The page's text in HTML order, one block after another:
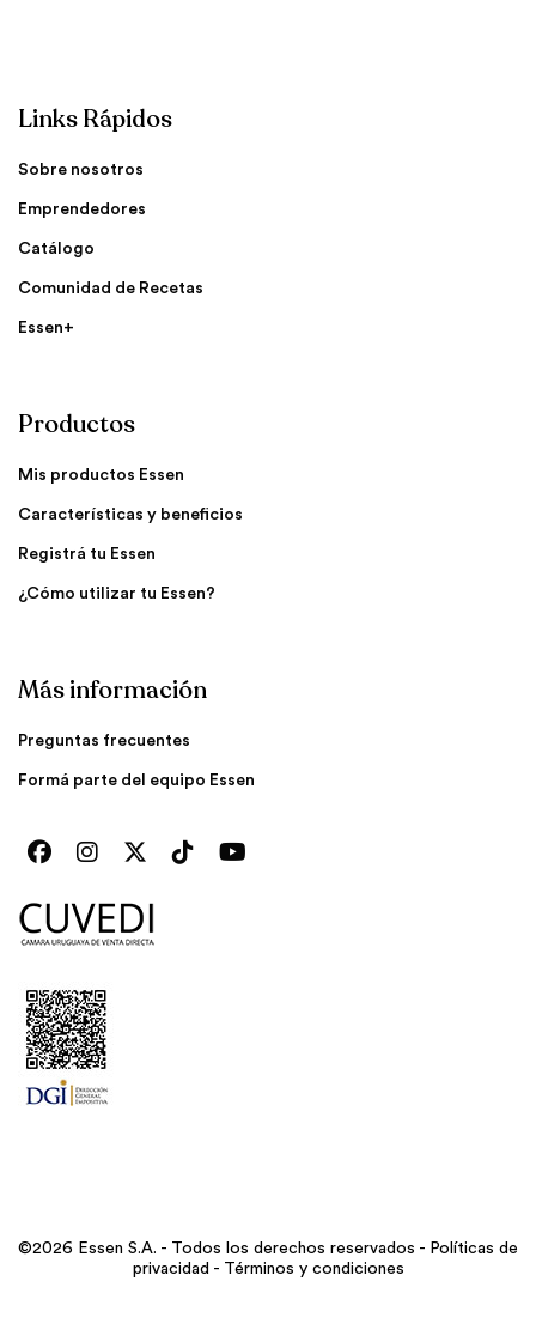
Links Rápidos
Sobre nosotros
Emprendedores
Catálogo
Comunidad de Recetas
Essen+
Productos
Mis productos Essen
Características y beneficios
Registrá tu Essen
¿Cómo utilizar tu Essen?
Más información
Preguntas frecuentes
Formá parte del equipo Essen
©2026 Essen S.A. - Todos los derechos reservados - Políticas de
privacidad - Términos y condiciones